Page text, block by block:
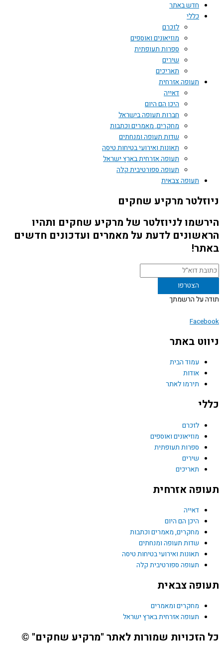
חדש באתר
כללי
לזכרם
מוזיאונים ואוספים
ספרות תעופתית
שירים
תאריכים
תעופה אזרחית
דאייה
היכן הם היום
חברות תעופה בישראל
מחקרים, מאמרים וכתבות
שדות תעופה ומנחתים
תאונות ואירועי בטיחות טיסה
תעופה אזרחית בארץ ישראל
תעופה ספורטיבית קלה
תעופה צבאית
מרקיע שחקים
לניוזלטר של מרקיע שחקים ותהיו
לדעת על מאמרים ועדכונים חדשים
על הרשמתך
באתר
עמוד הבית
אודות
תירמו לאתר
לזכרם
מוזיאונים ואוספים
ספרות תעופתית
שירים
תאריכים
אזרחית
דאייה
היכן הם היום
מחקרים, מאמרים וכתבות
שדות תעופה ומנחתים
תאונות ואירועי בטיחות טיסה
תעופה ספורטיבית קלה
צבאית
מחקרים ומאמרים
תעופה אזרחית בארץ ישראל
שמורות לאתר "מרקיע שחקים" ©